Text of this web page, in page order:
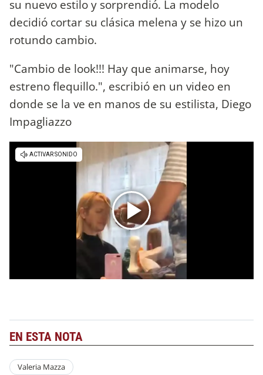
su nuevo estilo y sorprendió. La modelo
decidió cortar su clásica melena y se hizo un
rotundo cambio.
"Cambio de look!!! Hay que animarse, hoy
estreno flequillo.", escribió en un video en
donde se la ve en manos de su estilista, Diego
Impagliazzo
EN ESTA NOTA
Valeria Mazza